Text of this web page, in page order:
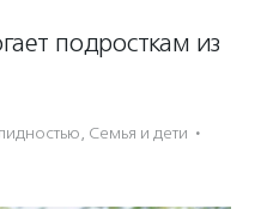
подросткам из
, Семья и дети ·